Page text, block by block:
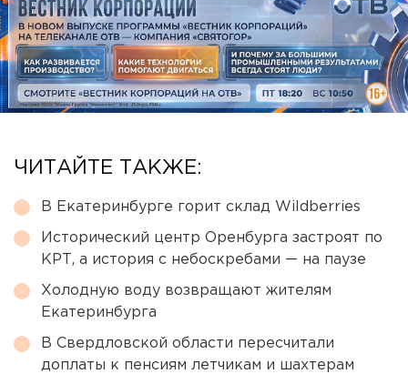
ЧИТАЙТЕ ТАКЖЕ:
В Екатеринбурге горит склад Wildberries
Исторический центр Оренбурга застроят по
КРТ, а история с небоскребами — на паузе
Холодную воду возвращают жителям
Екатеринбурга
В Свердловской области пересчитали
доплаты к пенсиям летчикам и шахтерам